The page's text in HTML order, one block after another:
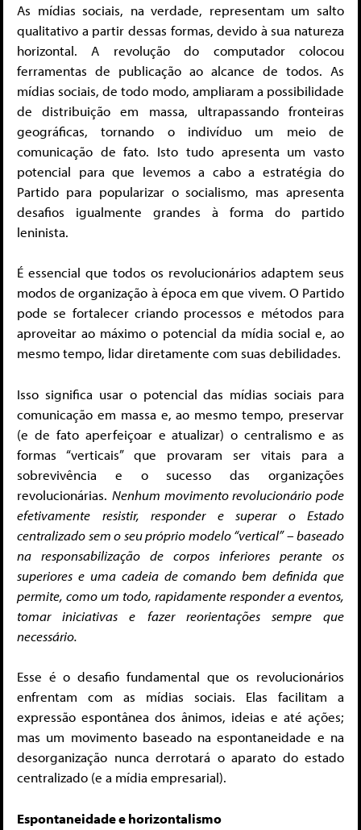
As mídias sociais, na verdade, representam um salto
qualitativo a partir dessas formas, devido à sua natureza
horizontal. A revolução do computador colocou
ferramentas de publicação ao alcance de todos. As
mídias sociais, de todo modo, ampliaram a possibilidade
de distribuição em massa, ultrapassando fronteiras
geográficas, tornando o indivíduo um meio de
comunicação de fato. Isto tudo apresenta um vasto
potencial para que levemos a cabo a estratégia do
Partido para popularizar o socialismo, mas apresenta
desafios igualmente grandes à forma do partido
leninista.
É essencial que todos os revolucionários adaptem seus
modos de organização à época em que vivem. O Partido
pode se fortalecer criando processos e métodos para
aproveitar ao máximo o potencial da mídia social e, ao
mesmo tempo, lidar diretamente com suas debilidades.
Isso significa usar o potencial das mídias sociais para
comunicação em massa e, ao mesmo tempo, preservar
(e de fato aperfeiçoar e atualizar) o centralismo e as
formas “verticais” que provaram ser vitais para a
sobrevivência e o sucesso das organizações
revolucionárias. Nenhum movimento revolucionário pode
efetivamente resistir, responder e superar o Estado
centralizado sem o seu próprio modelo “vertical” – baseado
na responsabilização de corpos inferiores perante os
superiores e uma cadeia de comando bem definida que
permite, como um todo, rapidamente responder a eventos,
tomar iniciativas e fazer reorientações sempre que
necessário.
Esse é o desafio fundamental que os revolucionários
enfrentam com as mídias sociais. Elas facilitam a
expressão espontânea dos ânimos, ideias e até ações;
mas um movimento baseado na espontaneidade e na
desorganização nunca derrotará o aparato do estado
centralizado (e a mídia empresarial).
Espontaneidade e horizontalismo